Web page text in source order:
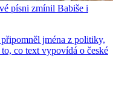
písni zmínil Babiše i
jména z politiky,
co text vypovídá o české